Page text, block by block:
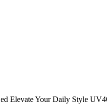
Elevate Your Daily Style